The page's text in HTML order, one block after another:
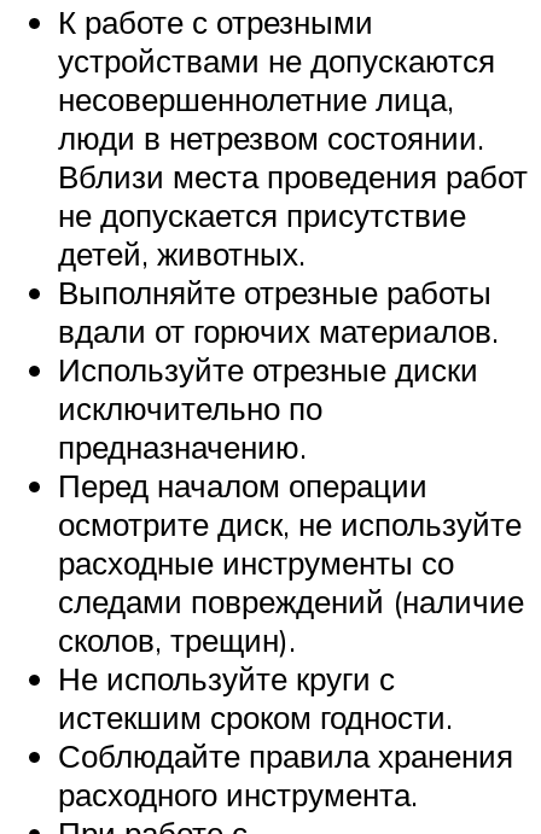
К работе с отрезными
устройствами не допускаются
несовершеннолетние лица,
люди в нетрезвом состоянии.
Вблизи места проведения работ
не допускается присутствие
детей, животных.
Выполняйте отрезные работы
вдали от горючих материалов.
Используйте отрезные диски
исключительно по
предназначению.
Перед началом операции
осмотрите диск, не используйте
расходные инструменты со
следами повреждений (наличие
сколов, трещин).
Не используйте круги с
истекшим сроком годности.
Соблюдайте правила хранения
расходного инструмента.